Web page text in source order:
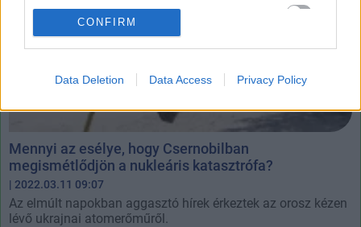
I want to allow Google to enable storage
related to security, including authentication
functionality and fraud prevention, and other
CONFIRM
Data Deletion Data Access Privacy Policy
Mennyi az esélye, hogy Csernobilban
megismétlődjön a nukleáris katasztrófa?
| 2022.03.11 09:07
Az elmúlt napokban aggasztó hírek érkeztek az orosz kézen
lévő ukrajnai atomerőműről.